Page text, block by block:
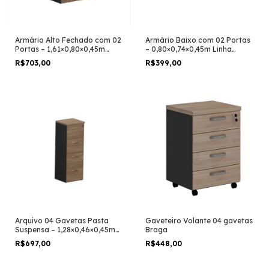
Armário Alto Fechado com 02
Portas – 1,61×0,80×0,45m
Linha Braga
R$703,00
Armário Baixo com 02 Portas
– 0,80×0,74×0,45m Linha
Braga
R$399,00
Arquivo 04 Gavetas Pasta
Suspensa – 1,28×0,46×0,45m
Linha Braga
R$697,00
Gaveteiro Volante 04 gavetas
Braga
R$448,00